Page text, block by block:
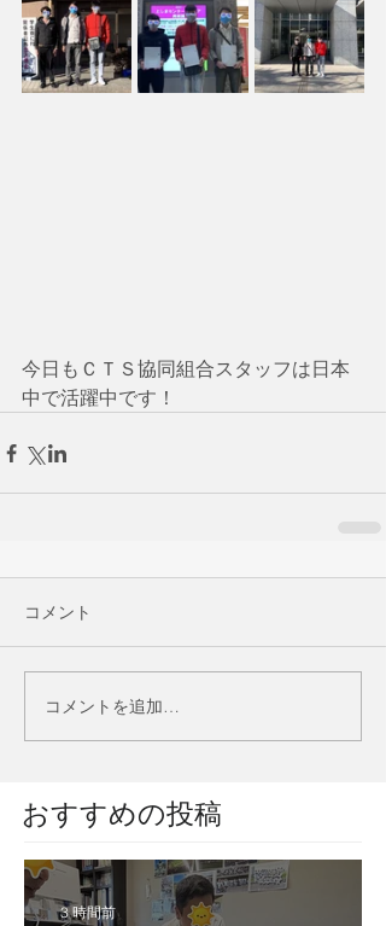
今日もＣＴＳ協同組合スタッフは日本
中で活躍中です！
コメント
コメントを追加…
​おすすめの投稿
3 時間前